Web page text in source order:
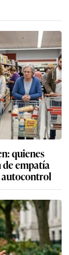
quienes
de empatía